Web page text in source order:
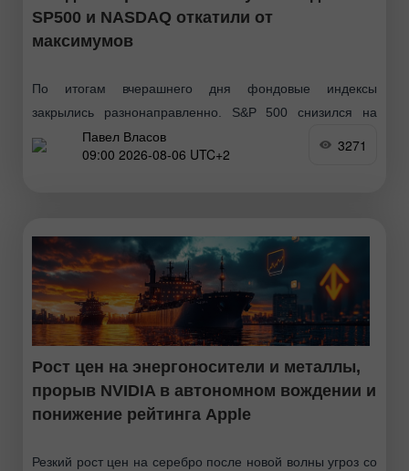
SP500 и NASDAQ откатили от
максимумов
По итогам вчерашнего дня фондовые индексы
закрылись разнонаправленно. S&P 500 снизился на
0,17%, а Nasdaq 100 опустился на 0,83%.
Промышленный Dow Jones укрепился на 0,49%. Индекс
Павел Власов
09:00 2026-08-06 UTC+2
3271
Рост цен на энергоносители и металлы,
прорыв NVIDIA в автономном вождении и
понижение рейтинга Apple
Резкий рост цен на серебро после новой волны угроз со